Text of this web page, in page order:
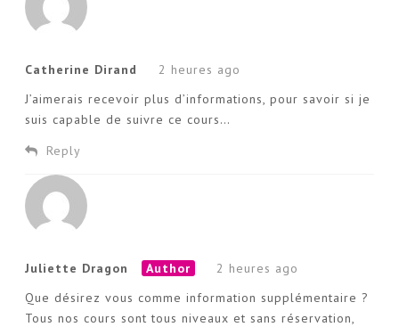
Catherine Dirand
2 heures ago
J’aimerais recevoir plus d’informations, pour savoir si je
suis capable de suivre ce cours…
Reply
Juliette Dragon Author
2 heures ago
Que désirez vous comme information supplémentaire ?
Tous nos cours sont tous niveaux et sans réservation,